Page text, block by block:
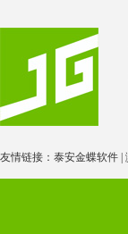
友情链接： 泰安金蝶软件